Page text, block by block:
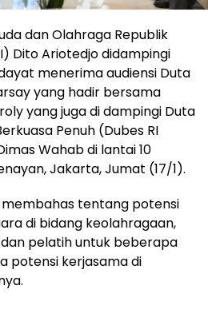
dan Olahraga Republik
Dito Ariotedjo didampingi
menerima audiensi Duta
yang hadir bersama
yang juga di dampingi Duta
Penuh (Dubes RI
Wahab di lantai 10
Jakarta, Jumat (17/1).
tentang potensi
di bidang keolahragaan,
pelatih untuk beberapa
potensi kerjasama di